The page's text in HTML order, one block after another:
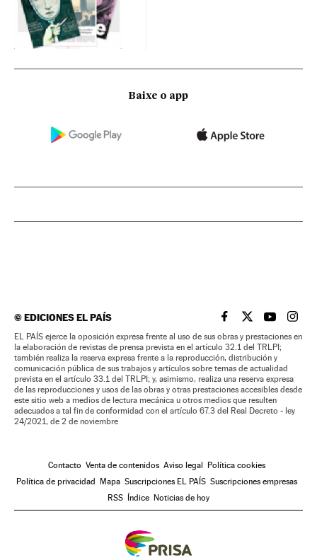
Baixe o app
©EDICIONES EL PAÍS EL PAÍS BRASIL EN
EL PAÍSEL PAÍS
EL
EL PAÍS ejerce la oposición expresa frente al uso de sus obras y prestaciones en
la elaboración de revistas de prensa prevista en el artículo 32.1 del TRLPI;
también realiza la reserva expresa frente a la reproducción, distribución y
comunicación pública de sus trabajos y artículos sobre temas de actualidad
prevista en el artículo 33.1 del TRLPI; y, asimismo, realiza una reserva expresa
de las reproducciones y usos de las obras y otras prestaciones accesibles desde
este sitio web a medios de lectura mecánica u otros medios que resulten
adecuados a tal fin de conformidad con el artículo 67.3 del Real Decreto - ley
24/2021, de 2 de noviembre
Contacto Venta de contenidos Aviso legal
Política cookies
Política de privacidad
Mapa Suscripciones EL PAÍS Suscripciones empresas
RSS
Índice Noticias de hoy